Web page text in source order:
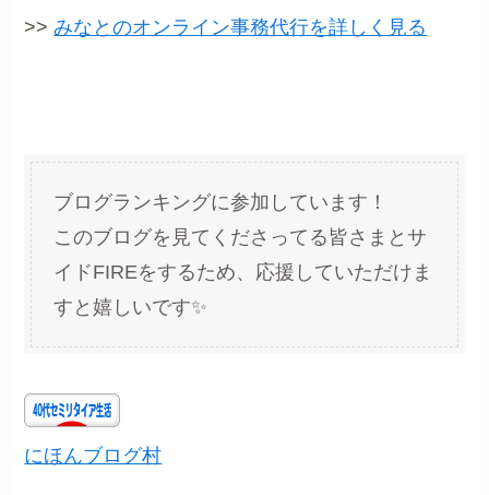
>>みなとのオンライン事務代行を詳しく見る
ブログランキングに参加しています！
このブログを見てくださってる皆さまとサ
イドFIREをするため、応援していただけま
すと嬉しいです✨
にほんブログ村